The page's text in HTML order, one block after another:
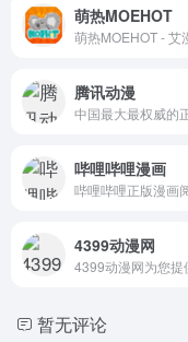
萌热MOEHOT
腾讯动漫
哔哩哔哩漫画
4399动漫网
暂无评论